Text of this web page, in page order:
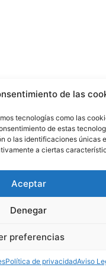
de las
tecnologías como las
de estas
o las identificaciones únicas
a ciertas
Aceptar
Denegar
preferencias
Política de privacidadAviso